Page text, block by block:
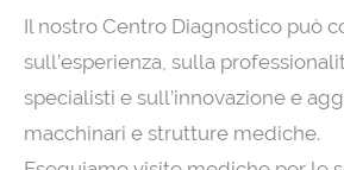
Il nostro Centro Diagnostico può
sull’esperienza, sulla
specialisti e sull’innovazione e
macchinari e strutture mediche.